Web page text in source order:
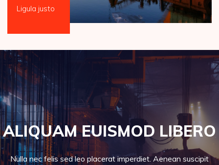
Ligula justo
ALIQUAM EUISMOD LIBERO
Nulla nec felis sed leo placerat imperdiet. Aenean suscipit